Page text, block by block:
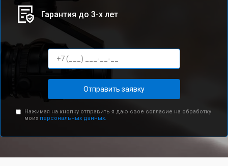
Гарантия до 3-х лет
Отправить заявку
Нажимая на кнопку отправить я даю свое согласие на обработку
моих персональных данных.